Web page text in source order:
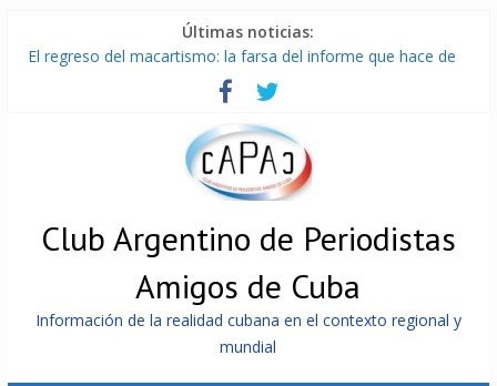
Últimas noticias:
El regreso del macartismo: la farsa del informe que hace de
Milei firmó memorándum con EE.UU sin informarlo
China presenta robots que pueden razonar, moverse y asistir
La Habana avanza en reconexión tras nuevo apagón
Más de 7 000 contenedores impedidos de llegar a Cuba
Club Argentino de Periodistas
Amigos de Cuba
Información de la realidad cubana en el contexto regional y
mundial